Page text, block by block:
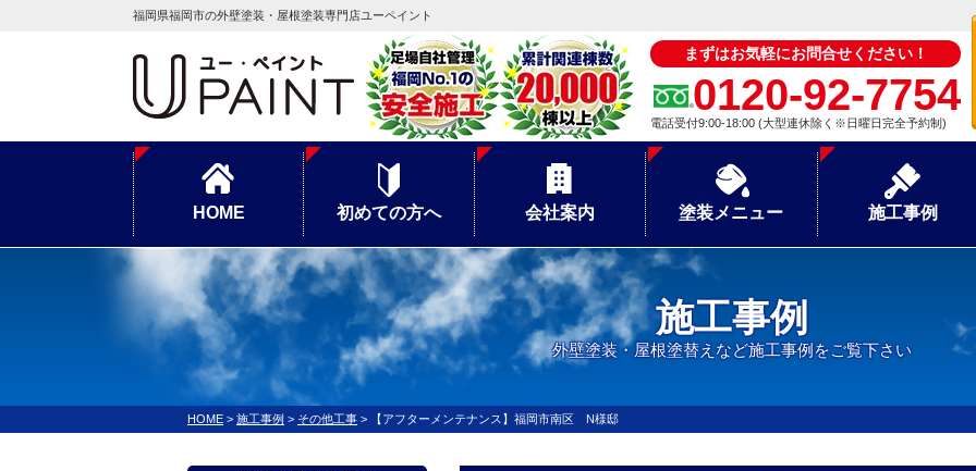
福岡県福岡市の外壁塗装・屋根塗装専門店ユーペイント
まずはお気軽にお問合せください！
0120-92-7754
電話受付9:00-18:00 (大型連休除く※日曜日完全予約制)
HOME 初めての方へ 会社案内 塗装メニュー 施工事例
施工事例
外壁塗装・屋根塗替えなど施工事例をご覧下さい
HOME > 施工事例 > その他工事 > 【アフターメンテナンス】福岡市南区 N様邸